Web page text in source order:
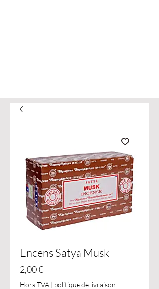
Encens Satya Musk
2,00 €Prix
Hors TVA | politique de livraison